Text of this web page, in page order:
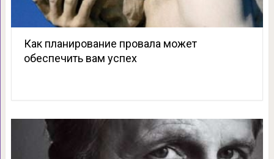
Как планирование провала может
обеспечить вам успех